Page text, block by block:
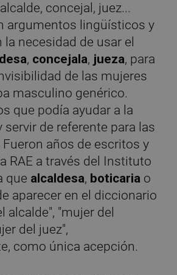
concejal, juez...
argumentos lingüísticos y
necesidad de usar el
, concejala, jueza, para
de las mujeres
masculino genérico.
que podía ayudar a la
de referente para las
años de escritos y
RAE a través del Instituto
que alcaldesa, boticaria o
aparecer en el diccionario
alcalde", "mujer del
del juez",
como única acepción.